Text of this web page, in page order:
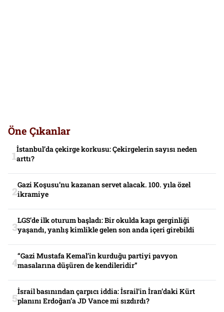
Öne Çıkanlar
İstanbul’da çekirge korkusu: Çekirgelerin sayısı neden
arttı?
Gazi Koşusu’nu kazanan servet alacak. 100. yıla özel
ikramiye
LGS’de ilk oturum başladı: Bir okulda kapı gerginliği
yaşandı, yanlış kimlikle gelen son anda içeri girebildi
“Gazi Mustafa Kemal’in kurduğu partiyi pavyon
masalarına düşüren de kendileridir”
İsrail basınından çarpıcı iddia: İsrail’in İran’daki Kürt
planını Erdoğan’a JD Vance mi sızdırdı?